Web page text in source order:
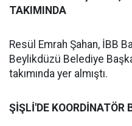
TAKIMINDA
Resül Emrah Şahan, İBB
Beylikdüzü Belediye
takımında yer almıştı.
ŞİŞLİ'DE KOORDİNATÖR